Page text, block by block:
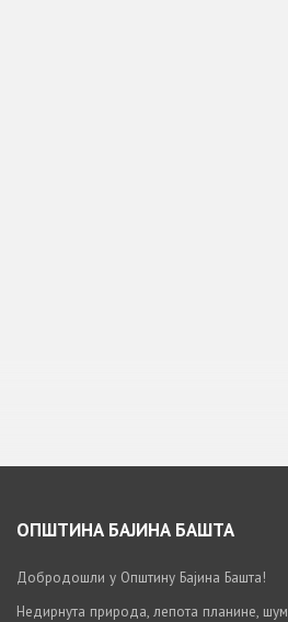
ОПШТИНА БАЈИНА БАШТА
Добродошли у Општину Бајина Башта!
Недирнута природа, лепота планине,